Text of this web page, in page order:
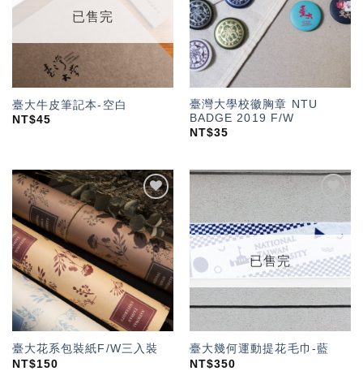
已售完
臺大牛皮筆記本-空白
NT$45
臺灣大學校徽胸章 NTU
BADGE 2019 F/W
NT$35
加入
「願
望輕
單」
臺大花系包裝紙F/W三入裝
NT$150
加入
「願
望輕
已售完
臺大幾何運動提花毛巾-藍
NT$350